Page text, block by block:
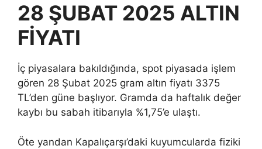
28 ŞUBAT 2025 ALTIN
FİYATI
İç piyasalara bakıldığında, spot piyasada işlem
gören 28 Şubat 2025 gram altın fiyatı 3375
TL’den güne başlıyor. Gramda da haftalık değer
kaybı bu sabah itibarıyla %1,75’e ulaştı.
Öte yandan Kapalıçarşı’daki kuyumcularda fiziki